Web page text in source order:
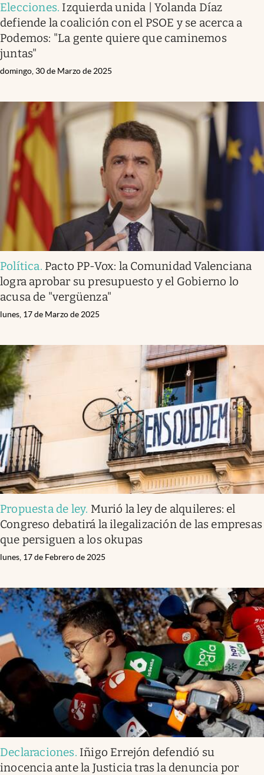
Elecciones. Izquierda unida | Yolanda Díaz
defiende la coalición con el PSOE y se acerca a
Podemos: "La gente quiere que caminemos
juntas"
domingo, 30 de Marzo de 2025
Política. Pacto PP-Vox: la Comunidad Valenciana
logra aprobar su presupuesto y el Gobierno lo
acusa de "vergüenza"
lunes, 17 de Marzo de 2025
Propuesta de ley. Murió la ley de alquileres: el
Congreso debatirá la ilegalización de las empresas
que persiguen a los okupas
lunes, 17 de Febrero de 2025
Declaraciones. Iñigo Errejón defendió su
inocencia ante la Justicia tras la denuncia por